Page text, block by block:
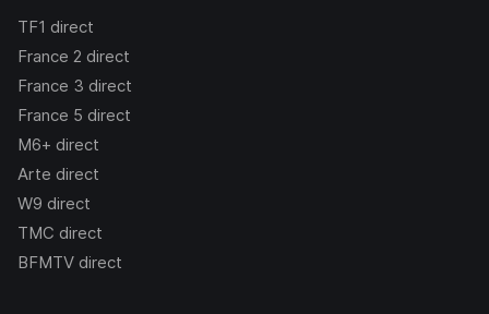
TF1 direct
France 2 direct
France 3 direct
France 5 direct
M6+ direct
Arte direct
W9 direct
TMC direct
BFMTV direct